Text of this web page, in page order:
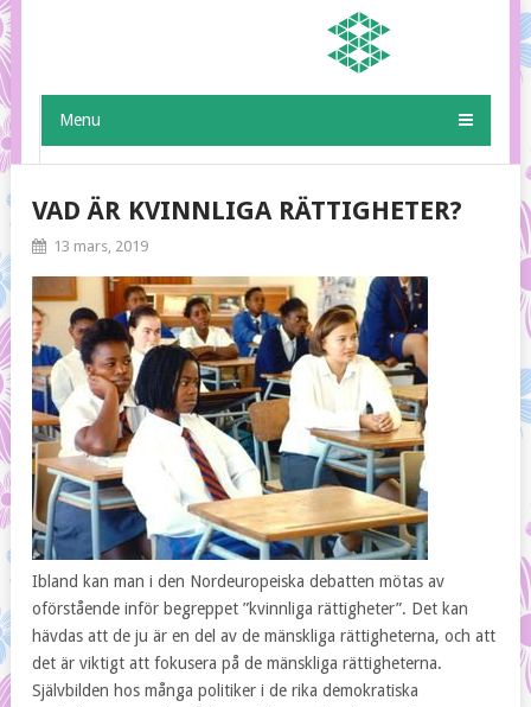
Menu
VAD ÄR KVINNLIGA RÄTTIGHETER?
13 mars, 2019
Ibland kan man i den Nordeuropeiska debatten mötas av
oförstående inför begreppet ”kvinnliga rättigheter”. Det kan
hävdas att de ju är en del av de mänskliga rättigheterna, och att
det är viktigt att fokusera på de mänskliga rättigheterna.
Självbilden hos många politiker i de rika demokratiska